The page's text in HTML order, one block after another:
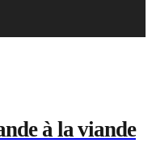
à la viande